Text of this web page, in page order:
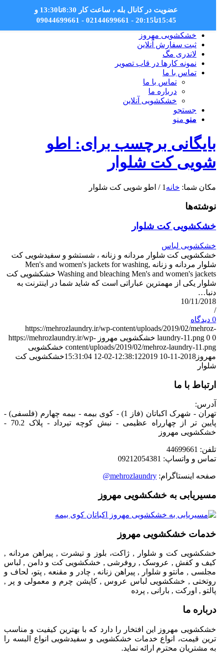
خشکشویی مهروز
ثبت سفارش آنلاین
لاندری مگ
نمونه کارها در قاب تصویر
تماس با ما
تماس با ما
درباره ما
خشکشویی آنلاین
جستجو
منو منو
بایگانی برچسب برای: اطو
شویی کت شلوار
مکان شما: خانه 1
/ اطو شویی کت شلوار
نوشته‌ها
خشکشویی کت شلوار
خشکشویی لباس
خشکشویی کت شلوار مردانه و زنانه ، شستشو و سفیدشویی کت
شلوار مردانه و زنانه Men's and women's jackets for washing,
Washing and bleaching Men's and women's jackets خشکشویی کت
شلوار یکی از مهمترین عباراتی است که شاید شما در اینترنت به
دنبا…
10/11/2018
/
0 دیدگاه
https://mehrozlaundry.ir/wp-content/uploads/2019/02/mehroz-
laundry-11.png 0 0 خشکشویی مهروز https://mehrozlaundry.ir/wp-
content/uploads/2019/02/mehroz-laundry-11.png خشکشویی
مهروز 2018-11-10 12:38:12
2019-02-12 15:31:04
خشکشویی کت
شلوار
ارتباط با ما
آدرس:
تهران - شهرک اکباتان (فاز 1) - کوی بیمه - بیمه چهارم (فلسفی) -
پایین تر از چهارراه عظیمی - نبش کوچه تیرداد - پلاک 70.2 -
خشکشویی مهروز
تلفن: 44699661
تماس و واتساپ: 09212054381
صفحه اینستاگرام: mehrozlaundry@
مسیریابی به خشکشویی مهروز
خدمات خشکشویی مهروز
خشکشویی کت و شلوار , ژاکت، بلوز و تیشرت , پیراهن مردانه ,
کیف و کفش , عروسک , روفرشی , خشکشویی کت و دامن , لباس
مجلسی , مانتو و شلوار , پیراهن زنانه , چادر و مقنعه , پتو، لحاف و
روتختی , خشکشویی لباس عروس , کاپشن چرم و معمولی و پر ,
پالتو , اورکت , بارانی , پرده
درباره ما
خشکشویی مهروز این افتخار را دارد که با بهترین کیفیت و مناسب
ترین قیمت، انواع خدمات خشکشویی و سفیدشویی انواع البسه را
به مشتریان محترم ارائه نماید.
عضویت در کانال بله
، ساعت کار 8:30تا13:30 و
15:45تا20:15 - 02144699661 - 09044699661